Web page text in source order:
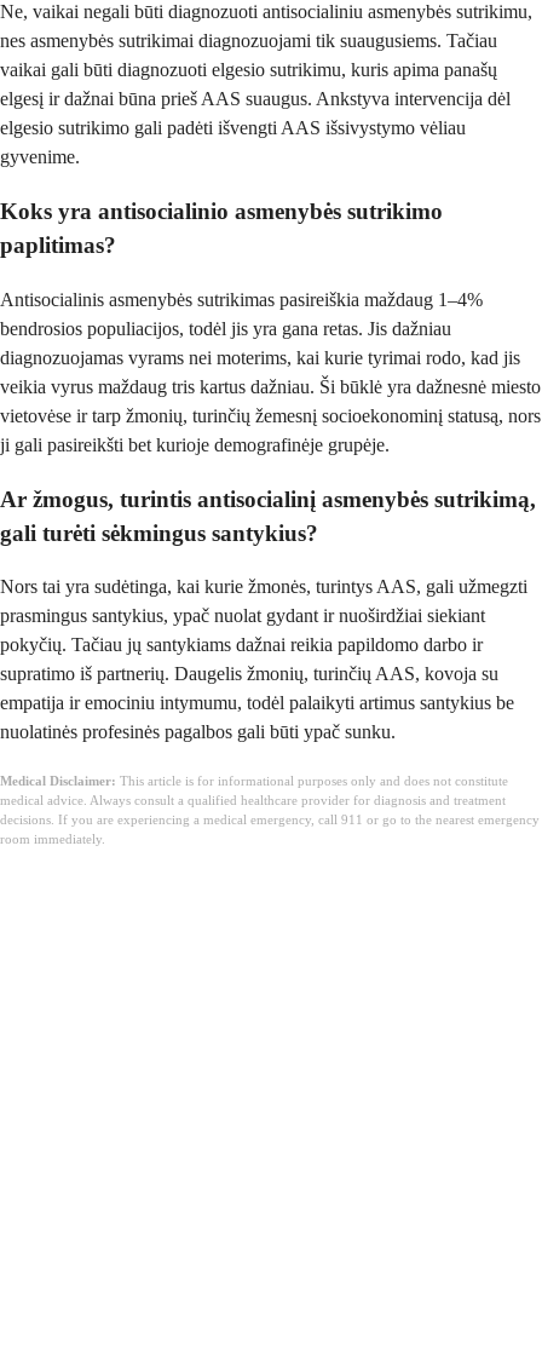
Ne, vaikai negali būti diagnozuoti antisocialiniu asmenybės sutrikimu,
nes asmenybės sutrikimai diagnozuojami tik suaugusiems. Tačiau
vaikai gali būti diagnozuoti elgesio sutrikimu, kuris apima panašų
elgesį ir dažnai būna prieš AAS suaugus. Ankstyva intervencija dėl
elgesio sutrikimo gali padėti išvengti AAS išsivystymo vėliau
gyvenime.
Koks yra antisocialinio asmenybės sutrikimo
paplitimas?
Antisocialinis asmenybės sutrikimas pasireiškia maždaug 1–4%
bendrosios populiacijos, todėl jis yra gana retas. Jis dažniau
diagnozuojamas vyrams nei moterims, kai kurie tyrimai rodo, kad jis
veikia vyrus maždaug tris kartus dažniau. Ši būklė yra dažnesnė miesto
vietovėse ir tarp žmonių, turinčių žemesnį socioekonominį statusą, nors
ji gali pasireikšti bet kurioje demografinėje grupėje.
Ar žmogus, turintis antisocialinį asmenybės sutrikimą,
gali turėti sėkmingus santykius?
Nors tai yra sudėtinga, kai kurie žmonės, turintys AAS, gali užmegzti
prasmingus santykius, ypač nuolat gydant ir nuoširdžiai siekiant
pokyčių. Tačiau jų santykiams dažnai reikia papildomo darbo ir
supratimo iš partnerių. Daugelis žmonių, turinčių AAS, kovoja su
empatija ir emociniu intymumu, todėl palaikyti artimus santykius be
nuolatinės profesinės pagalbos gali būti ypač sunku.
Medical Disclaimer: This article is for informational purposes only and does not constitute
medical advice. Always consult a qualified healthcare provider for diagnosis and treatment
decisions. If you are experiencing a medical emergency, call 911 or go to the nearest emergency
room immediately.